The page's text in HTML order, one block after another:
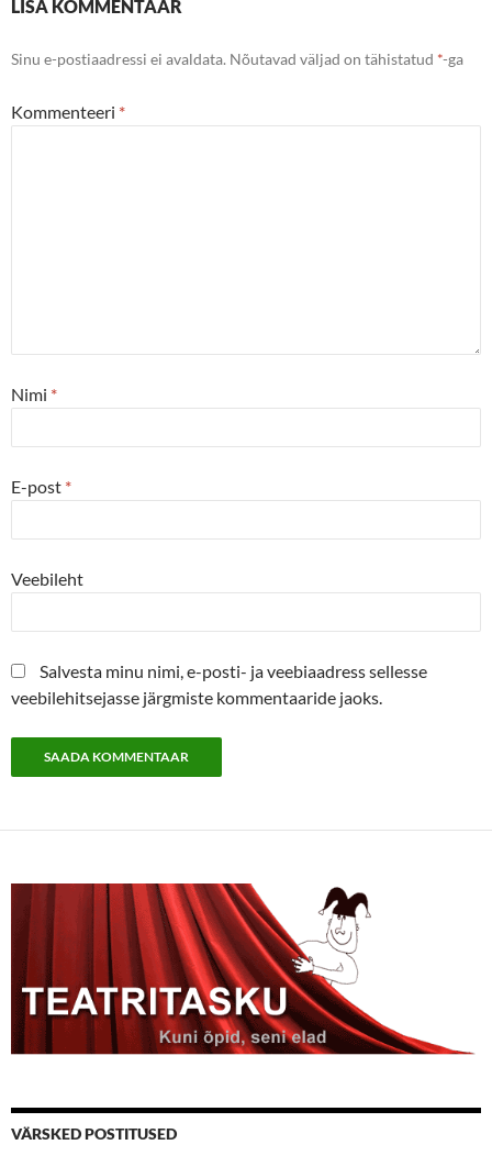
LISA KOMMENTAAR
Sinu e-postiaadressi ei avaldata. Nõutavad väljad on tähistatud *-ga
Kommenteeri *
Nimi *
E-post *
Veebileht
Salvesta minu nimi, e-posti- ja veebiaadress sellesse
veebilehitsejasse järgmiste kommentaaride jaoks.
VÄRSKED POSTITUSED